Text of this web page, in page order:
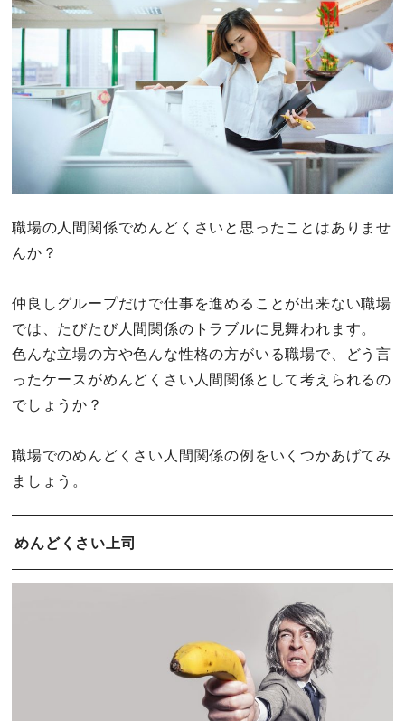
職場の人間関係でめんどくさいと思ったことはありませ
んか？
仲良しグループだけで仕事を進めることが出来ない職場
では、たびたび人間関係のトラブルに見舞われます。
色んな立場の方や色んな性格の方がいる職場で、どう言
ったケースがめんどくさい人間関係として考えられるの
でしょうか？
職場でのめんどくさい人間関係の例をいくつかあげてみ
ましょう。
めんどくさい上司